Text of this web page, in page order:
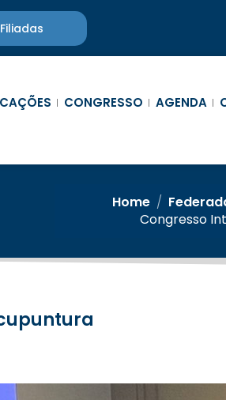
Filiadas
CONGRESSO AGENDA
Home /
Congresso